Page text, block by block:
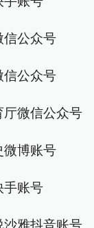
信公众号
信公众号
厅微信公众号
微博账号
手账号
沙雅抖音账号